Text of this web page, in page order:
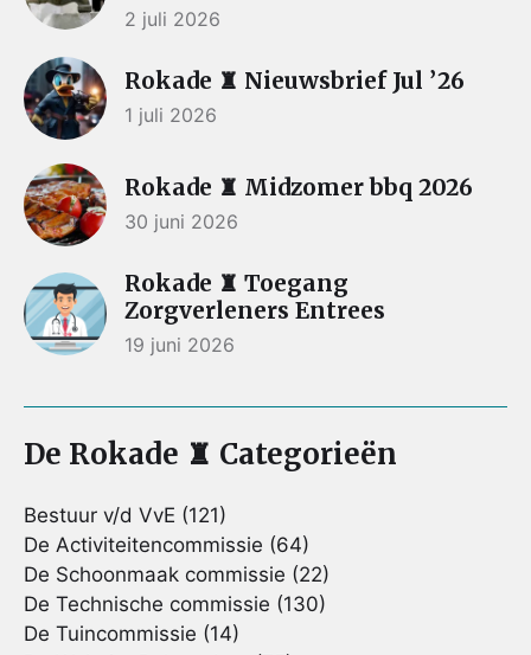
2 juli 2026
Rokade ♜ Nieuwsbrief Jul ’26
1 juli 2026
Rokade ♜ Midzomer bbq 2026
30 juni 2026
Rokade ♜ Toegang
Zorgverleners Entrees
19 juni 2026
De Rokade ♜ Categorieën
Bestuur v/d VvE (121)
De Activiteitencommissie (64)
De Schoonmaak commissie (22)
De Technische commissie (130)
De Tuincommissie (14)